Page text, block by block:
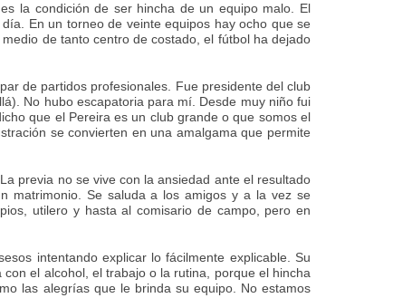
la condición de ser hincha de un equipo malo. El
En un torneo de veinte equipos hay ocho que se
de tanto centro de costado, el fútbol ha dejado
de partidos profesionales. Fue presidente del club
No hubo escapatoria para mí. Desde muy niño fui
que el Pereira es un club grande o que somos el
se convierten en una amalgama que permite
previa no se vive con la ansiedad ante el resultado
matrimonio. Se saluda a los amigos y a la vez se
utilero y hasta al comisario de campo, pero en
intentando explicar lo fácilmente explicable. Su
el alcohol, el trabajo o la rutina, porque el hincha
las alegrías que le brinda su equipo. No estamos